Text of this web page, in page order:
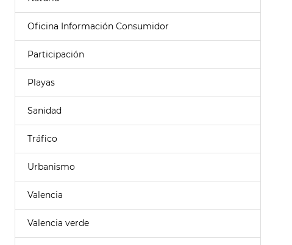
Oficina Información Consumidor
Participación
Playas
Sanidad
Tráfico
Urbanismo
Valencia
Valencia verde